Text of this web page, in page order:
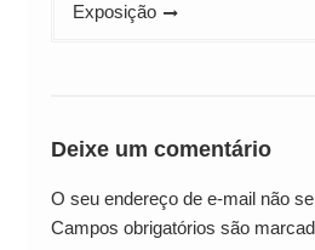
Exposição
Deixe um comentário
O seu endereço de e-mail não
Campos obrigatórios são